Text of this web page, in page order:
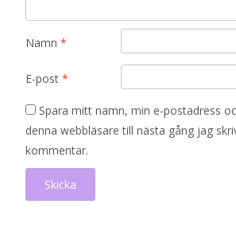
Namn *
E-post *
Spara mitt namn, min e-postadress
denna webbläsare till nästa gång jag
kommentar.